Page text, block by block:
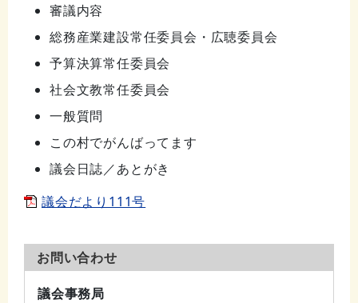
審議内容
総務産業建設常任委員会・広聴委員会
予算決算常任委員会
社会文教常任委員会
一般質問
この村でがんばってます
議会日誌／あとがき
議会だより111号
お問い合わせ
議会事務局